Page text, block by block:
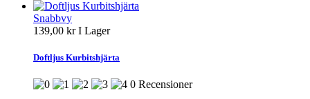
Snabbvy
139,00 krI Lager
Doftljus Kurbitshjärta
0 Recensioner